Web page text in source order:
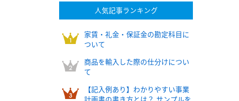
人気記事ランキング
家賃・礼金・保証金の勘定科目に
ついて
商品を輸入した際の仕分けについ
て
【記入例あり】わかりやすい事業